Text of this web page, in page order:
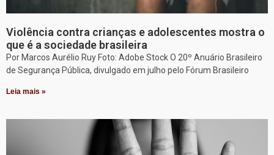
Violência contra crianças e adolescentes mostra o
que é a sociedade brasileira
Por Marcos Aurélio Ruy Foto: Adobe Stock O 20º Anuário Brasileiro
de Segurança Pública, divulgado em julho pelo Fórum Brasileiro
Leia mais »